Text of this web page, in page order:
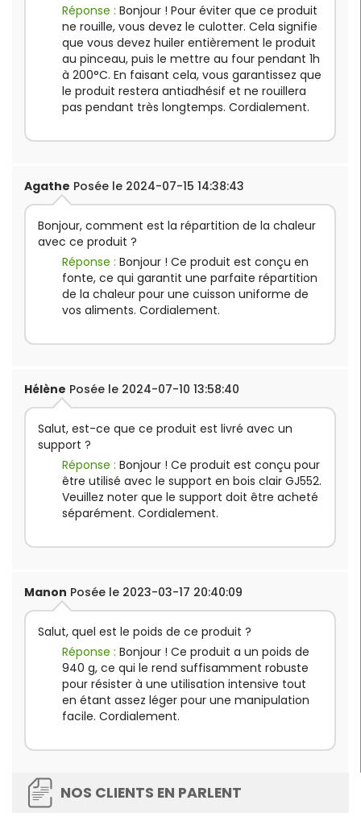
Réponse : Bonjour ! Pour éviter que ce produit
ne rouille, vous devez le culotter. Cela signifie
que vous devez huiler entièrement le produit
au pinceau, puis le mettre au four pendant 1h
à 200°C. En faisant cela, vous garantissez que
le produit restera antiadhésif et ne rouillera
pas pendant très longtemps. Cordialement.
Agathe Posée le 2024-07-15 14:38:43
Bonjour, comment est la répartition de la chaleur
avec ce produit ?
Réponse : Bonjour ! Ce produit est conçu en
fonte, ce qui garantit une parfaite répartition
de la chaleur pour une cuisson uniforme de
vos aliments. Cordialement.
Hélène Posée le 2024-07-10 13:58:40
Salut, est-ce que ce produit est livré avec un
support ?
Réponse : Bonjour ! Ce produit est conçu pour
être utilisé avec le support en bois clair GJ552.
Veuillez noter que le support doit être acheté
séparément. Cordialement.
Manon Posée le 2023-03-17 20:40:09
Salut, quel est le poids de ce produit ?
Réponse : Bonjour ! Ce produit a un poids de
940 g, ce qui le rend suffisamment robuste
pour résister à une utilisation intensive tout
en étant assez léger pour une manipulation
facile. Cordialement.
NOS CLIENTS EN PARLENT